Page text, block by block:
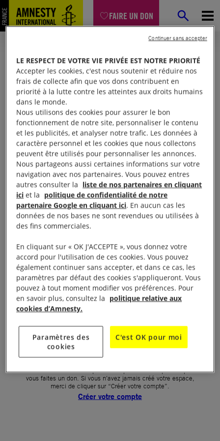
FAIRE UN DON
Mon espace
Connexion
Votre adresse email (obligatoire)
Mot de passe oublié ?
Un problème de connexion ?
Première connexion ?
La création de votre espace n’est pas automatique lorsque
vous faites un don. Si vous n’avez jamais créé votre espace,
merci de cliquer sur “Créer votre compte”.
Créer votre compte
LE RESPECT DE VOTRE VIE PRIVÉE EST NOTRE PRIORITÉ
Accepter les cookies, c'est nous soutenir et réduire nos
frais de collecte afin que vos dons contribuent en
priorité à la lutte contre les atteintes aux droits humains
dans le monde.
Nous utilisons des cookies pour assurer le bon
fonctionnement de notre site, personnaliser le contenu
et les publicités, et analyser notre trafic. Les données à
caractère personnel et les cookies que nous collectons
peuvent être utilisés pour personnaliser les annonces.
Nous partageons aussi certaines informations sur votre
navigation avec nos partenaires. Vous pouvez entres
autres consulter la liste de nos partenaires en cliquant
ici et la politique de confidentialité de notre
partenaire Google en cliquant ici. En aucun cas les
données de nos bases ne sont revendues ou utilisées à
des fins commerciales.
En cliquant sur « OK J'ACCEPTE », vous donnez votre
accord pour l'utilisation de ces cookies. Vous pouvez
également continuer sans accepter, et dans ce cas, les
paramètres par défaut des cookies s'appliqueront. Vous
pouvez à tout moment modifier vos préférences. Pour
en savoir plus, consultez la politique relative aux
cookies d’Amnesty.
Paramètres des
cookies
C'est OK pour moi
Continuer sans accepter